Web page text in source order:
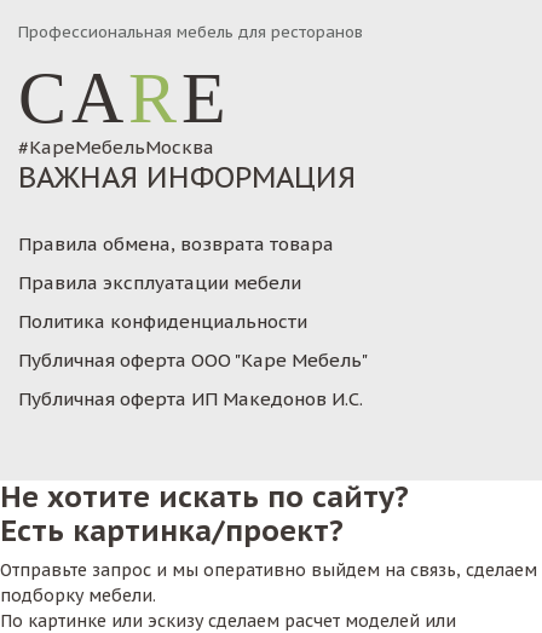
Профессиональная мебель для ресторанов
CARE
#КареМебельМосква
ВАЖНАЯ ИНФОРМАЦИЯ
Правила обмена, возврата товара
Правила эксплуатации мебели
Политика конфиденциальности
Публичная оферта ООО "Каре Мебель"
Публичная оферта ИП Македонов И.С.
Не хотите искать по сайту?
Есть картинка/проект?
Отправьте запрос и мы оперативно выйдем на связь, сделаем
подборку мебели.
По картинке или эскизу сделаем расчет моделей или